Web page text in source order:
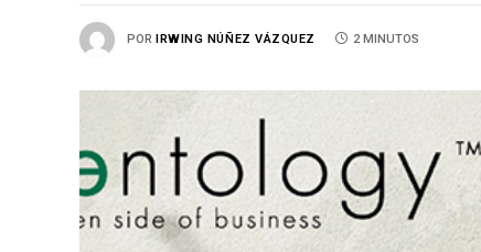
POR IRWING NÚÑEZ VÁZQUEZ 2 MINUTOS